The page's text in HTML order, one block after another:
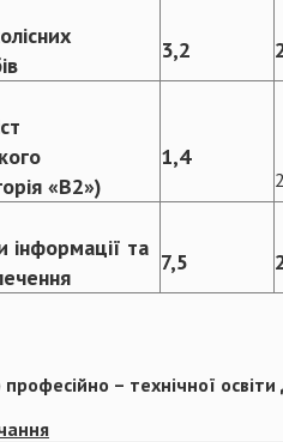
3,2
«В2»)
1,4
та
7,5
– технічної